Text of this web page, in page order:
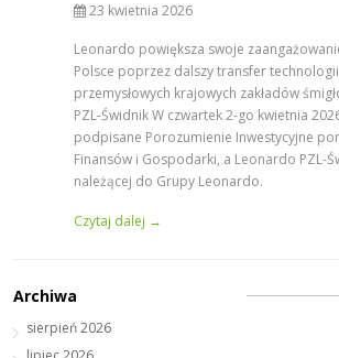
23 kwietnia 2026
Leonardo powiększa swoje
Polsce poprzez dalszy transfer
przemysłowych krajowych zakładów
PZL-Świdnik W czwartek 2-go kwietnia
podpisane Porozumienie Inwestycyjne
Finansów i Gospodarki, a Leonardo PZL-
należącej do Grupy Leonardo.
Czytaj dalej →
Archiwa
sierpień 2026